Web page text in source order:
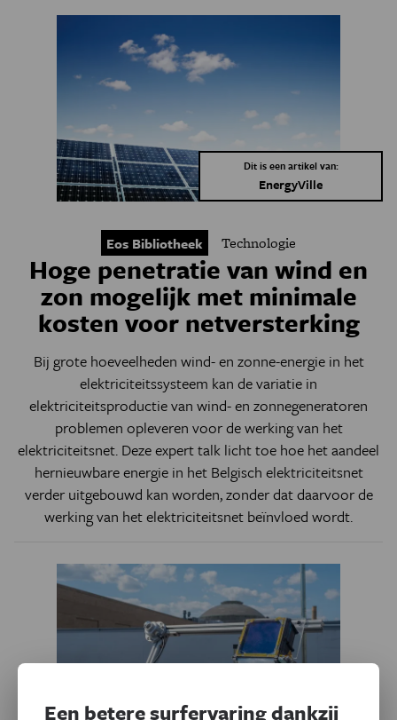
Dit is een artikel van:
EnergyVille
Eos Bibliotheek Technologie
Hoge penetratie van wind en
zon mogelijk met minimale
kosten voor netversterking
Bij grote hoeveelheden wind- en zonne-energie in het
elektriciteitssysteem kan de variatie in
elektriciteitsproductie van wind- en zonnegeneratoren
problemen opleveren voor de werking van het
elektriciteitsnet. Deze expert talk licht toe hoe het aandeel
hernieuwbare energie in het Belgisch elektriciteitsnet
verder uitgebouwd kan worden, zonder dat daarvoor de
werking van het elektriciteitsnet beïnvloed wordt.
Een betere surfervaring dankzij